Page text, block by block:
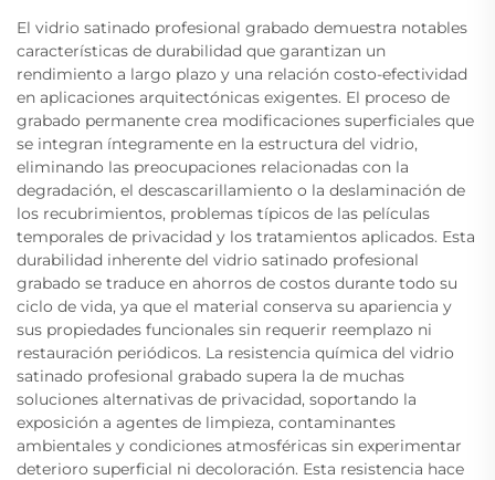
El vidrio satinado profesional grabado demuestra notables
características de durabilidad que garantizan un
rendimiento a largo plazo y una relación costo-efectividad
en aplicaciones arquitectónicas exigentes. El proceso de
grabado permanente crea modificaciones superficiales que
se integran íntegramente en la estructura del vidrio,
eliminando las preocupaciones relacionadas con la
degradación, el descascarillamiento o la deslaminación de
los recubrimientos, problemas típicos de las películas
temporales de privacidad y los tratamientos aplicados. Esta
durabilidad inherente del vidrio satinado profesional
grabado se traduce en ahorros de costos durante todo su
ciclo de vida, ya que el material conserva su apariencia y
sus propiedades funcionales sin requerir reemplazo ni
restauración periódicos. La resistencia química del vidrio
satinado profesional grabado supera la de muchas
soluciones alternativas de privacidad, soportando la
exposición a agentes de limpieza, contaminantes
ambientales y condiciones atmosféricas sin experimentar
deterioro superficial ni decoloración. Esta resistencia hace